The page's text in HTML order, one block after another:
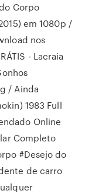
Corpo
em 1080p /
nos
- Lacraia
/ Ainda
1983 Full
Online
Completo
#Desejo do
de carro